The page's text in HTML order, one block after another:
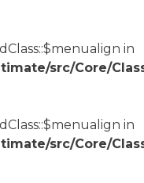
in
src/Core/
in
src/Core/